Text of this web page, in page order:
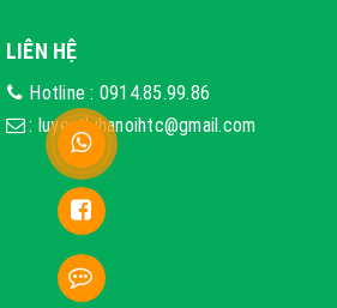
LIÊN HỆ
Hotline : 0914.85.99.86
: luyenthihanoihtc@gmail.com